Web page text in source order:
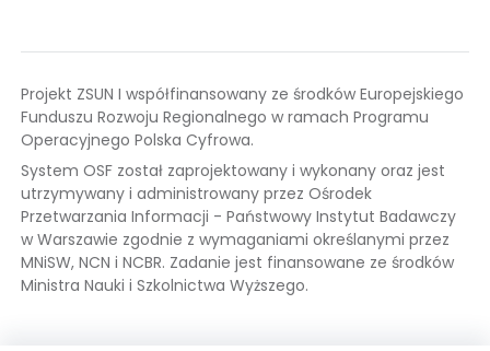
Projekt ZSUN I współfinansowany ze środków Europejskiego
Funduszu Rozwoju Regionalnego w ramach Programu
Operacyjnego Polska Cyfrowa.
System OSF został zaprojektowany i wykonany oraz jest
utrzymywany i administrowany przez Ośrodek
Przetwarzania Informacji - Państwowy Instytut Badawczy
w Warszawie zgodnie z wymaganiami określanymi przez
MNiSW, NCN i NCBR. Zadanie jest finansowane ze środków
Ministra Nauki i Szkolnictwa Wyższego.